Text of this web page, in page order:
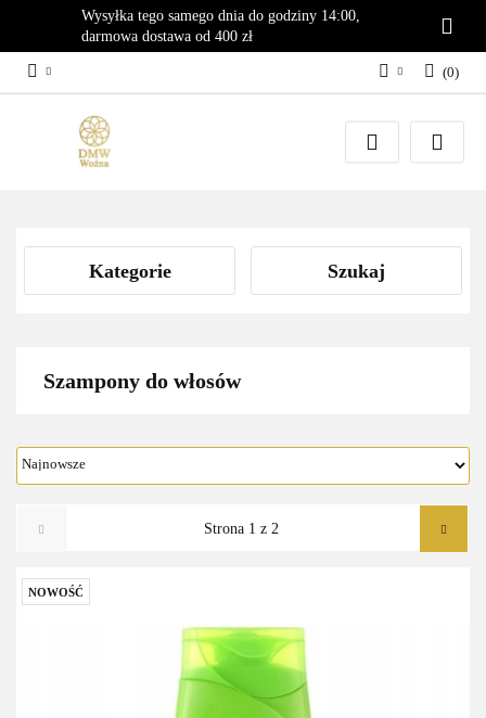
Wysyłka tego samego dnia do godziny 14:00,
darmowa dostawa od 400 zł
Zaloguj się
Załóż konto
(0)
Kategorie Szukaj
Szampony do włosów
NOWOŚĆ